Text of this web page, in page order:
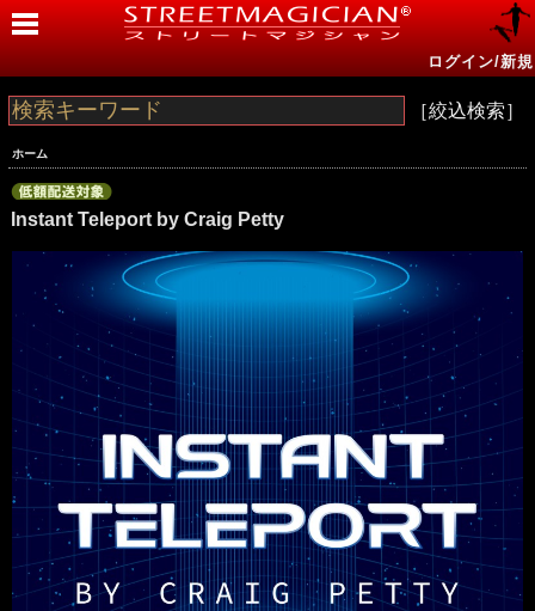
ログイン/新規
［絞込検索］
ホーム
Instant Teleport by Craig Petty